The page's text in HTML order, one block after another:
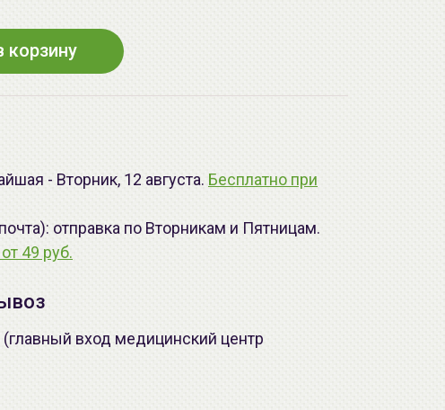
корзину
- Вторник, 12 августа. Бесплатно при
отправка по Вторникам и Пятницам.
49 руб.
(главный вход медицинский центр